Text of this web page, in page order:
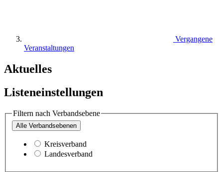
Vergangene
Veranstaltungen
Aktuelles
Listeneinstellungen
Filtern nach Verbandsebene
Alle Verbandsebenen
Kreisverband
Landesverband